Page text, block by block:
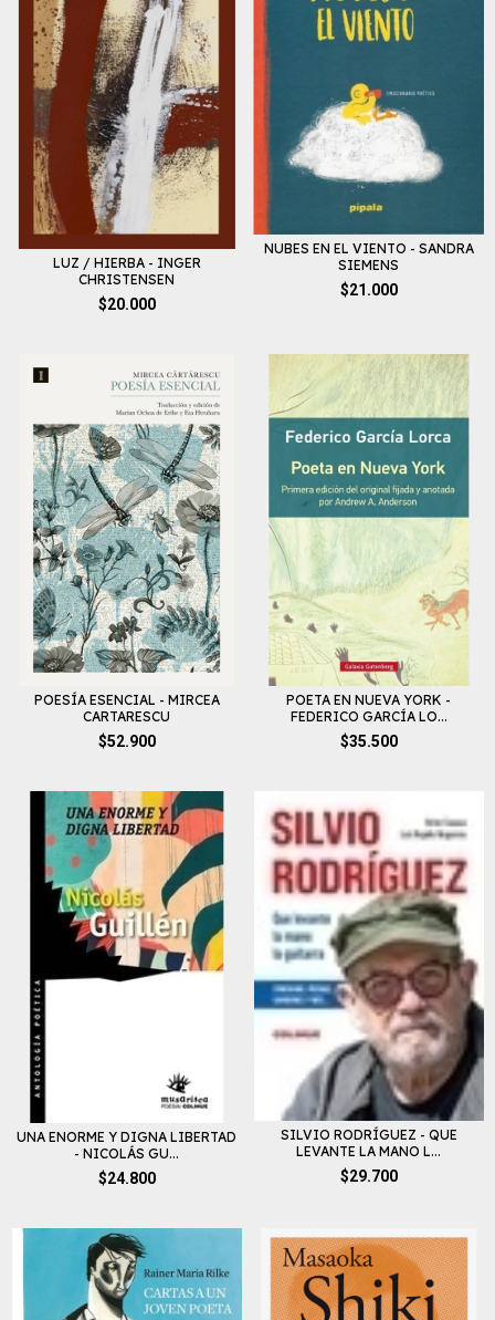
LUZ / HIERBA - INGER
CHRISTENSEN
$20.000
NUBES EN EL VIENTO - SANDRA
SIEMENS
$21.000
POESÍA ESENCIAL - MIRCEA
CARTARESCU
$52.900
POETA EN NUEVA YORK -
FEDERICO GARCÍA LO...
$35.500
UNA ENORME Y DIGNA LIBERTAD
- NICOLÁS GU...
$24.800
SILVIO RODRÍGUEZ - QUE
LEVANTE LA MANO L...
$29.700